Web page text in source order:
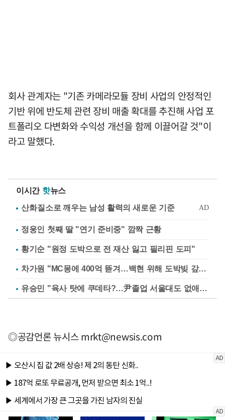
회사 관계자는 "기존 카메라모듈 장비 사업의 안정적인
기반 위에 반도체 관련 장비 매출 확대를 추진해 사업 포
트폴리오 다변화와 수익성 개선을 함께 이끌어갈 것"이
라고 말했다.
이시간 핫뉴스
정웅인 첫째 딸 "연기 준비중" 깜짝 근황
황기순 "원정 도박으로 전 재산 잃고 필리핀 도피"
차가원 "MC몽에 400억 뜯겨…백현 위해 도박빚 갚아줘"
유승민 "육사 탓에 쿠데타?…尹졸업 서울대도 없애나"
◎공감언론 뉴시스 mrkt@newsis.com